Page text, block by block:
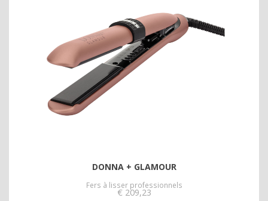
DONNA + GLAMOUR
Fers à lisser professionnels
€ 209,23